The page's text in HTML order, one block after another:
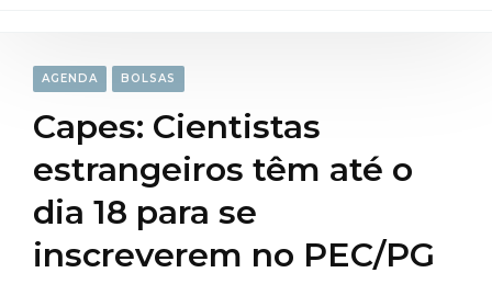
AGENDA BOLSAS
Capes: Cientistas
estrangeiros têm até o
dia 18 para se
inscreverem no PEC/PG